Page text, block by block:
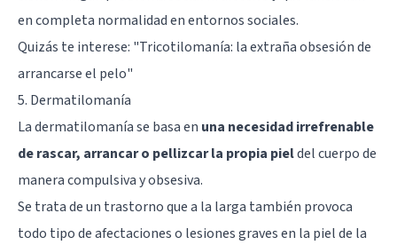
en completa normalidad en entornos sociales.
Quizás te interese: "Tricotilomanía: la extraña obsesión de
arrancarse el pelo"
5. Dermatilomanía
La dermatilomanía se basa en una necesidad irrefrenable
de rascar, arrancar o pellizcar la propia pieldel cuerpo de
manera compulsiva y obsesiva.
Se trata de un trastorno que a la larga también provoca
todo tipo de afectaciones o lesiones graves en la piel de la